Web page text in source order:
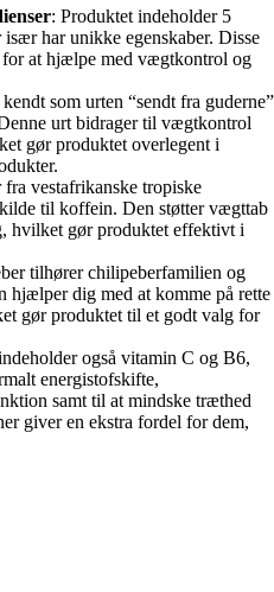
: Produktet indeholder 5
har unikke egenskaber. Disse
for at hjælpe med vægtkontrol og
som urten “sendt fra guderne”
urt bidrager til vægtkontrol
gør produktet overlegent i
vestafrikanske tropiske
til koffein. Den støtter vægttab
hvilket gør produktet effektivt i
tilhører chilipeberfamilien og
dig med at komme på rette
gør produktet til et godt valg for
også vitamin C og B6,
energistofskifte,
samt til at mindske træthed
giver en ekstra fordel for dem,